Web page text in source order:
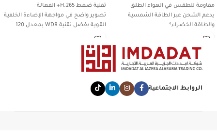
مقاومة للطقس في الهواء الطلق
يدعم الشحن عبر الطاقة الشمسية
والطاقة الخضراء⁴
تقنية ضغط H.265+ الفعالة
تصوير واضح في مواجهة الإضاءة الخلفية
القوية بفضل تقنية WDR بمعدل 120
ديسيبل
التركيز على تصنيف البشر والمركبات على
أساس التعلم العميق
مقاوم للماء والغبار (IP67)
الروابط الاجتماعية